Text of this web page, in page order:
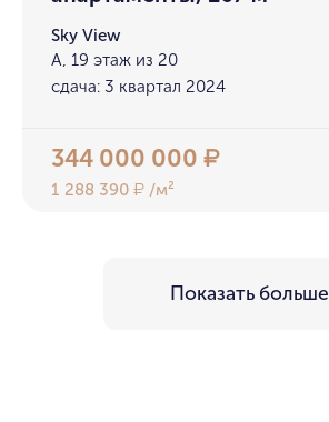
Sky View
А, 19 этаж из 20
сдача: 3 квартал 2024
344 000 000₽
1 288 390₽ /м²
Показать больше